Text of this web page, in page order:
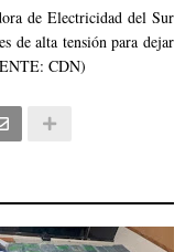
de Electricidad del Sur
de alta tensión para dejar
CDN)